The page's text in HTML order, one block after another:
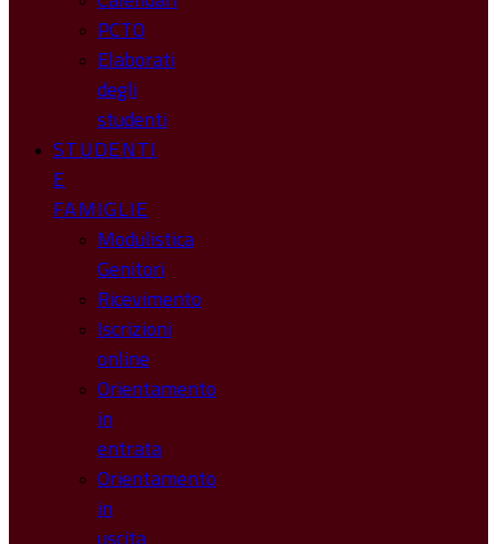
PCTO
Elaborati
degli
studenti
STUDENTI
E
FAMIGLIE
Modulistica
Genitori
Ricevimento
Iscrizioni
online
Orientamento
in
entrata
Orientamento
in
uscita